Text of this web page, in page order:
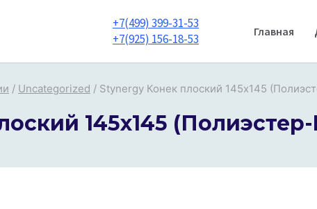
+7(499) 399-31-53
+7(925) 156-18-53
Главная
/ Uncategorized / Stynergy Конек плоский 145х145
145х145